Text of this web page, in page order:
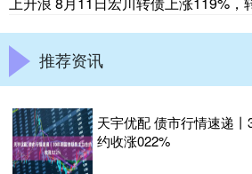
推荐资讯
天宇优配 债市行情速递
约收涨022%